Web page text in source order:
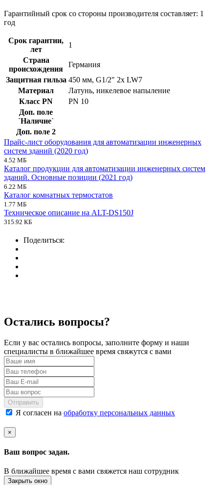
Гарантийный срок со стороны производителя составляет: 1
год
Срок гарантии,
лет
1
Страна
происхождения
Германия
Защитная гильза 450 мм, G1/2" 2x LW7
Материал
Латунь, никелевое напыление
Класс PN
PN 10
Доп. поле
`Наличие`
Доп. поле 2
Прайс-лист оборудования для автоматизации инженерных
систем зданий (2020 год)
4.52 МБ
Каталог продукции для автоматизации инженерных систем
зданий. Основные позиции (2021 год)
6.22 МБ
Каталог комнатных термостатов
1.77 МБ
Техническое описание на ALT-DS150J
315.92 КБ
Поделиться:
Остались вопросы?
Если у вас остались вопросы, заполните форму и наши
специалисты в ближайшее время свяжутся с вами
Отправить
Я согласен на обработку персональных данных
×
Ваш вопрос задан.
В ближайшее время с вами свяжется наш сотрудник
Закрыть окно